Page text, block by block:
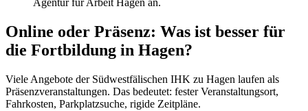
Agentur für Arbeit Hagen an.
Online oder Präsenz: Was ist besser für
die Fortbildung in Hagen?
Viele Angebote der Südwestfälischen IHK zu Hagen laufen als
Präsenzveranstaltungen. Das bedeutet: fester Veranstaltungsort,
Fahrkosten, Parkplatzsuche, rigide Zeitpläne.